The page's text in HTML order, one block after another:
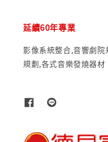
延續60年專業
影像系統整合,音響劇
規劃,各式音樂發燒器材